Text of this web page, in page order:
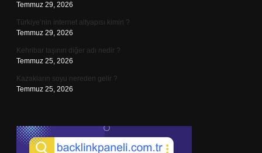
Temmuz 29, 2026
Türkiye’nin internet altyapısı kimin ?
Temmuz 29, 2026
Kehribar taşının diğer adı nedir ?
Temmuz 25, 2026
Kazakların soyu nereden gelir ?
Temmuz 25, 2026